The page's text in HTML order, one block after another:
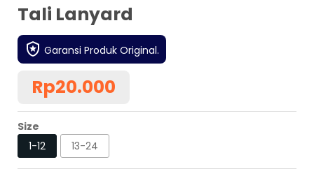
Tali Lanyard
Garansi Produk Original.
Rp20.000
Size
1-12
13-24